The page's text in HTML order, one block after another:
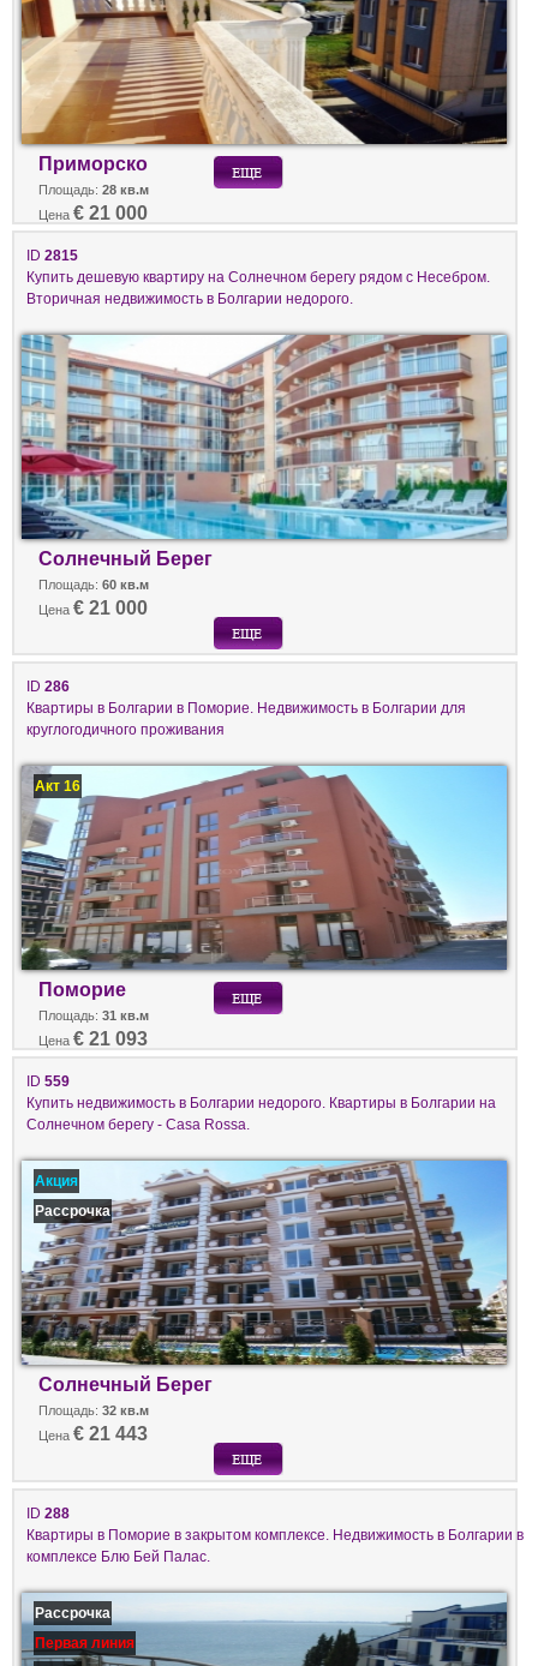
Приморско
Площадь: 28 кв.м
Цена € 21 000
ID 2815
Купить дешевую квартиру на Солнечном берегу рядом с Несебром.
Вторичная недвижимость в Болгарии недорого.
Солнечный Берег
Площадь: 60 кв.м
Цена € 21 000
ID 286
Квартиры в Болгарии в Поморие. Недвижимость в Болгарии для
круглогодичного проживания
Акт 16
Поморие
Площадь: 31 кв.м
Цена € 21 093
ID 559
Купить недвижимость в Болгарии недорого. Квартиры в Болгарии на
Солнечном берегу - Casa Rossa.
Акция
Рассрочка
Солнечный Берег
Площадь: 32 кв.м
Цена € 21 443
ID 288
Квартиры в Поморие в закрытом комплексе. Недвижимость в Болгарии в
комплексе Блю Бей Палас.
Рассрочка
Первая линия